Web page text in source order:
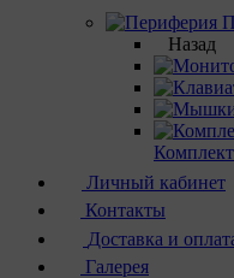
Назад
Личный кабинет
Контакты
Доставка и
Галерея